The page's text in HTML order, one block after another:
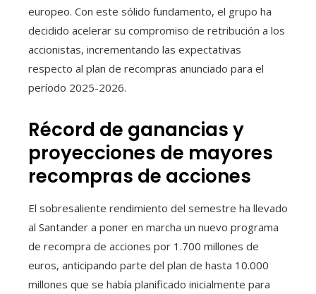
europeo. Con este sólido fundamento, el grupo ha
decidido acelerar su compromiso de retribución a los
accionistas, incrementando las expectativas
respecto al plan de recompras anunciado para el
período 2025-2026.
Récord de ganancias y
proyecciones de mayores
recompras de acciones
El sobresaliente rendimiento del semestre ha llevado
al Santander a poner en marcha un nuevo programa
de recompra de acciones por 1.700 millones de
euros, anticipando parte del plan de hasta 10.000
millones que se había planificado inicialmente para